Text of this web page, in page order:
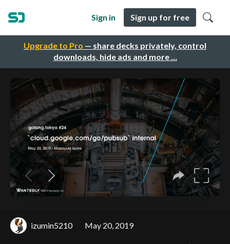
Upgrade to Pro — share decks privately, control
downloads, hide ads and more …
Sign in Sign up for free
izumin5210 May 20, 2019